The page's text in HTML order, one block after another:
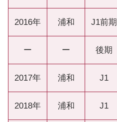
2016年 浦和 J1前期
ー ー 後期
2017年 浦和 J1
2018年 浦和 J1